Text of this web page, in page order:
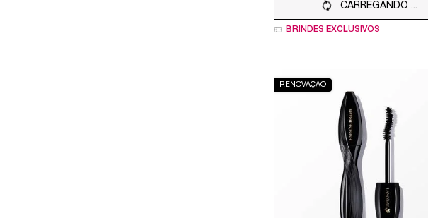
CARREGANDO ...
BRINDES EXCLUSIVOS
RENOVAÇÃO